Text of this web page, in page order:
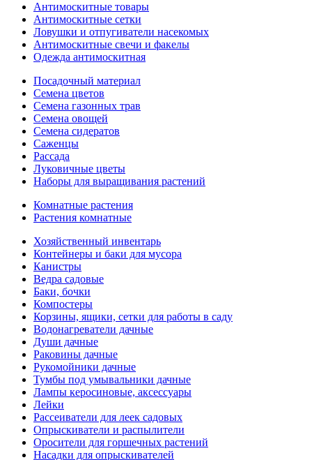
Антимоскитные товары
Антимоскитные сетки
Ловушки и отпугиватели насекомых
Антимоскитные свечи и факелы
Одежда антимоскитная
Посадочный материал
Семена цветов
Семена газонных трав
Семена овощей
Семена сидератов
Саженцы
Рассада
Луковичные цветы
Наборы для выращивания растений
Комнатные растения
Растения комнатные
Хозяйственный инвентарь
Контейнеры и баки для мусора
Канистры
Ведра садовые
Баки, бочки
Компостеры
Корзины, ящики, сетки для работы в саду
Водонагреватели дачные
Души дачные
Раковины дачные
Рукомойники дачные
Тумбы под умывальники дачные
Лампы керосиновые, аксессуары
Лейки
Рассеиватели для леек садовых
Опрыскиватели и распылители
Оросители для горшечных растений
Насадки для опрыскивателей